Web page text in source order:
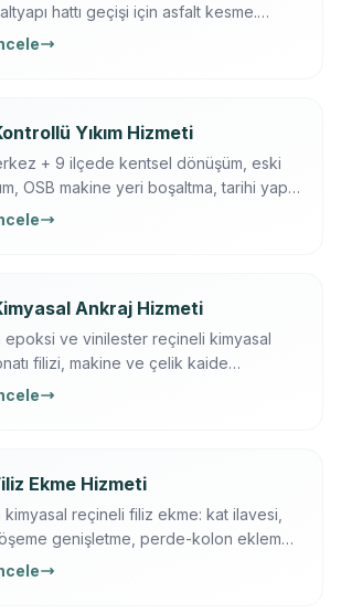
hattı geçişi için asfalt kesme.
FS 7000, gece çalışma, trafik düzeni.
Yıkım Hizmeti
+ 9 ilçede kentsel dönüşüm, eski
OSB makine yeri boşaltma, tarihi yapı
İş güvenliği + sigortalı operasyon,
Ankraj Hizmeti
epoksi ve vinilester reçineli kimyasal
filizi, makine ve çelik kaide
Ücretsiz keşif, çekme testi, yazılı
Ekme Hizmeti
reçineli filiz ekme: kat ilavesi,
genişletme, perde-kolon ekleme.
kontrollü, çekme testli, yazılı garanti.